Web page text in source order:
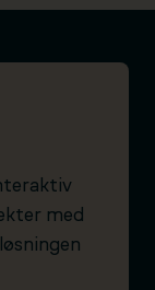
med